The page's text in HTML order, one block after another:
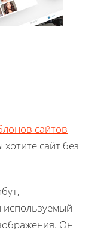
сайтов —
сайт без
используемый
Он